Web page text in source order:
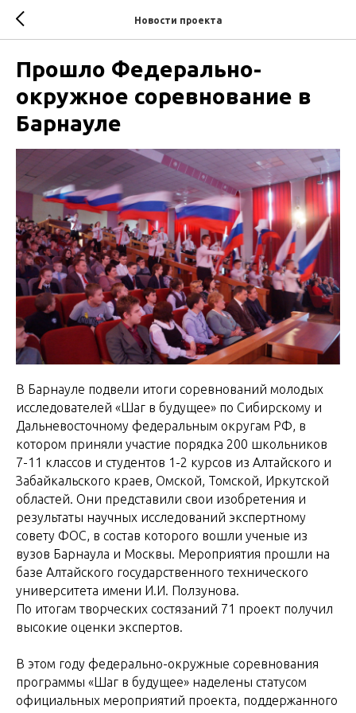
Новости проекта
Прошло Федерально-
окружное соревнование в
Барнауле
В Барнауле подвели итоги соревнований молодых
исследователей «Шаг в будущее» по Сибирскому и
Дальневосточному федеральным округам РФ, в
котором приняли участие порядка 200 школьников
7-11 классов и студентов 1-2 курсов из Алтайского и
Забайкальского краев, Омской, Томской, Иркутской
областей. Они представили свои изобретения и
результаты научных исследований экспертному
совету ФОС, в состав которого вошли ученые из
вузов Барнаула и Москвы. Мероприятия прошли на
базе Алтайского государственного технического
университета имени И.И. Ползунова.
По итогам творческих состязаний 71 проект получил
высокие оценки экспертов.
В этом году федерально-окружные соревнования
программы «Шаг в будущее» наделены статусом
официальных мероприятий проекта, поддержанного